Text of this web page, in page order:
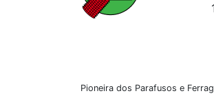
Pioneira dos Parafusos e